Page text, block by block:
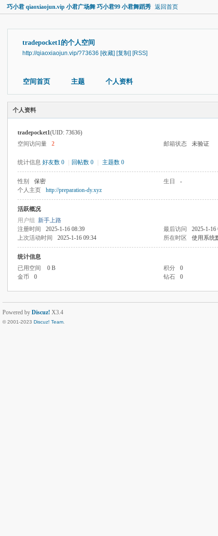
巧小君 qiaoxiaojun.vip 小君广场舞 巧小君99 小君舞蹈秀 返回首页
tradepocket1的个人空间
http://qiaoxiaojun.vip/?73636 [收藏] [复制] [RSS]
空间首页 主题 个人资料
个人资料
tradepocket1(UID: 73636)
空间访问量
2 邮箱状态 未验证
统计信息 好友数 0 回帖数 0 主题数 0
性别 保密 生日
-
个人主页
http://preparation-dy.xyz
活跃概况
用户组 新手上路
注册时间
2025-1-16 08:39 最后访问
2025-1-16
上次活动时间
2025-1-16 09:34 所在时区 使用系统
统计信息
已用空间
0 B 积分
0
金币
0 钻石 0
Powered by Discuz! X3.4
© 2001-2023 Discuz! Team